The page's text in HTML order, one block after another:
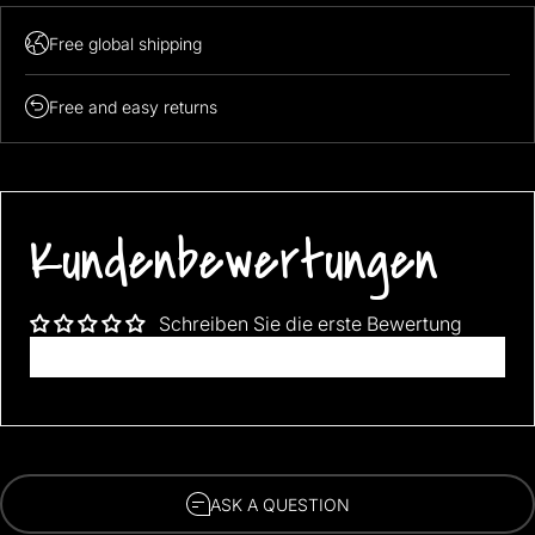
Acrylic
Free global shipping
Free and easy returns
Kundenbewertungen
Schreiben Sie die erste Bewertung
ASK A QUESTION